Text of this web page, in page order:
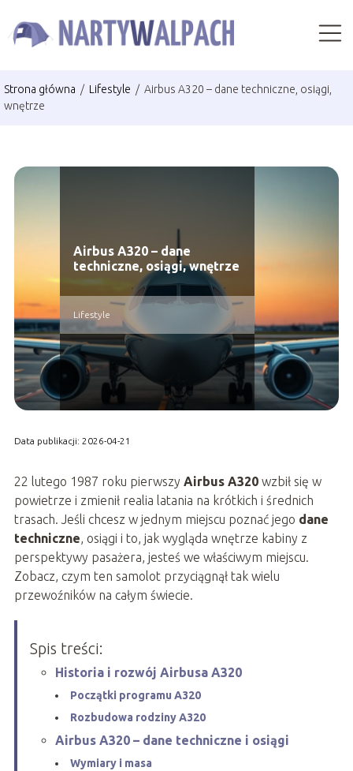
Strona główna / Lifestyle / Airbus A320 – dane techniczne, osiągi,
wnętrze
Airbus A320 – dane
techniczne, osiągi, wnętrze
Lifestyle
Data publikacji: 2026-04-21
22 lutego 1987 roku pierwszy Airbus A320wzbił się w
powietrze i zmienił realia latania na krótkich i średnich
trasach. Jeśli chcesz w jednym miejscu poznać jego dane
techniczne, osiągi i to, jak wygląda wnętrze kabiny z
perspektywy pasażera, jesteś we właściwym miejscu.
Zobacz, czym ten samolot przyciągnął tak wielu
przewoźników na całym świecie.
Spis treści:
Historia i rozwój Airbusa A320
Początki programu A320
Rozbudowa rodziny A320
Airbus A320 – dane techniczne i osiągi
Wymiary i masa